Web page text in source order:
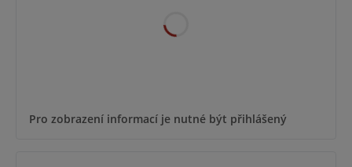
Pro zobrazení informací je nutné být přihlášený